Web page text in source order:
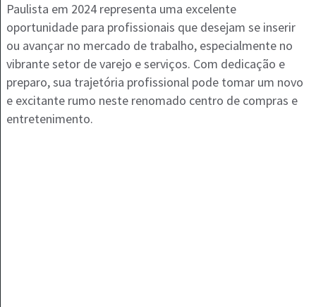
Paulista em 2024 representa uma excelente
oportunidade para profissionais que desejam se inserir
ou avançar no mercado de trabalho, especialmente no
vibrante setor de varejo e serviços. Com dedicação e
preparo, sua trajetória profissional pode tomar um novo
e excitante rumo neste renomado centro de compras e
entretenimento.